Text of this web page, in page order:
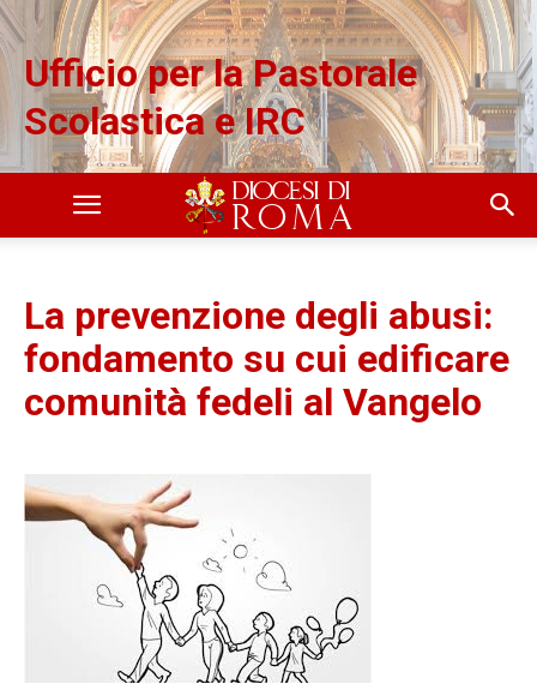
Ufficio per la Pastorale
Scolastica e IRC
La prevenzione degli abusi:
fondamento su cui edificare
comunità fedeli al Vangelo